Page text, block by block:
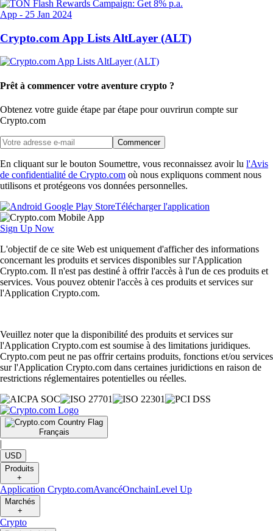
App - 25 Jan 2024
Crypto.com App Lists AltLayer (ALT)
Prêt à commencer votre aventure crypto ?
Obtenez votre guide étape par étape pour ouvrirun compte sur
Crypto.com
Commencer
En cliquant sur le bouton Soumettre, vous reconnaissez avoir lu l'Avis
de confidentialité de Crypto.com où nous expliquons comment nous
utilisons et protégeons vos données personnelles.
Télécharger l'application
Sign Up Now
L'objectif de ce site Web est uniquement d'afficher des informations
concernant les produits et services disponibles sur l'Application
Crypto.com. Il n'est pas destiné à offrir l'accès à l'un de ces produits et
services. Vous pouvez obtenir l'accès à ces produits et services sur
l'Application Crypto.com.
Veuillez noter que la disponibilité des produits et services sur
l'Application Crypto.com est soumise à des limitations juridiques.
Crypto.com peut ne pas offrir certains produits, fonctions et/ou services
sur l'Application Crypto.com dans certaines juridictions en raison de
restrictions réglementaires potentielles ou réelles.
Français
|
USD
Produits
+
Application Crypto.comAvancéOnchainLevel Up
Marchés
+
Crypto